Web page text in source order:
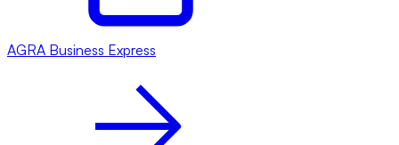
AGRA Business Express